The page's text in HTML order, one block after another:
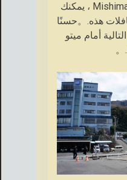
Izuhakone من اتجاه Mishima ، يمكنك
هذه.。حسنًا
أمام ميتو
。